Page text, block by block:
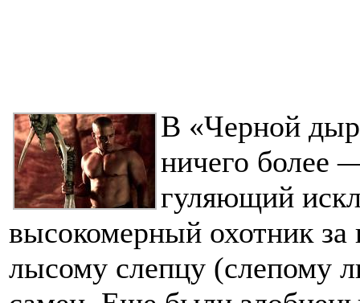
В «Черной
ничего более
гуляющий
высокомерный охотник
лысому слепцу (слепому